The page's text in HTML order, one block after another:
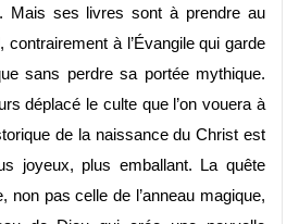
Mais ses livres sont à prendre au
contrairement à l’Évangile qui garde
sans perdre sa portée mythique.
déplacé le culte que l’on vouera à
de la naissance du Christ est
joyeux, plus emballant. La quête
non pas celle de l’anneau magique,